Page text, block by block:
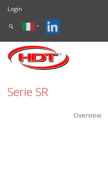
Login
Serie SR
Overview